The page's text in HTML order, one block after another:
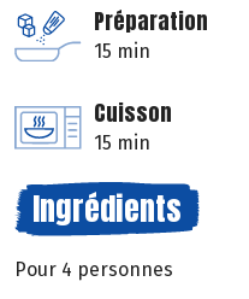
Préparation
15 min
Cuisson
15 min
Ingrédients
Pour 4 personnes